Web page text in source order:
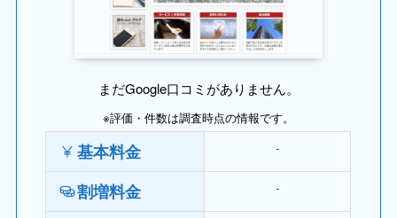
まだGoogle口コミがありません。
※評価・件数は調査時点の情報です。
基本料金 ‐
割増料金 ‐